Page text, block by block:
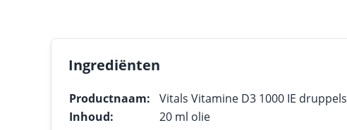
Ingrediënten
Productnaam:
Vitals Vitamine D3 1000 IE druppels
Inhoud:
20 ml olie